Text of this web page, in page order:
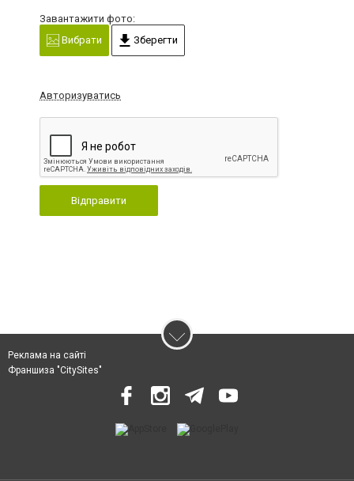
Завантажити фото:
Вибрати
Зберегти
Авторизуватись
Відправити
Реклама на сайті
Франшиза "CitySites"